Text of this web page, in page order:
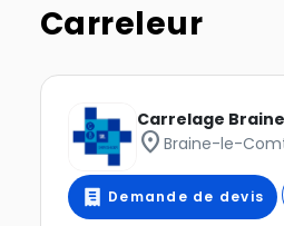
Carreleur
Carrelage Braine
location_on Braine-le-
Demande de devis